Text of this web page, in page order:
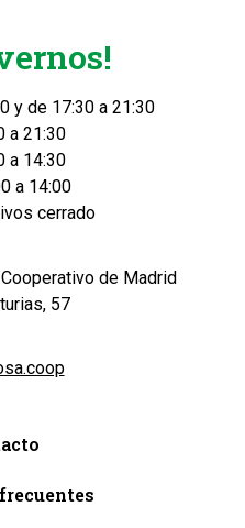
y de 17:30 a 21:30
a 21:30
a 14:30
a 14:00
cerrado
de Madrid
57